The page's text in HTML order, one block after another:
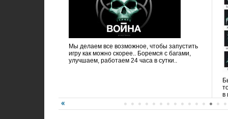
Мы делаем все возможное, чтобы запустить
игру как можно скорее.. Боремся с багами,
улучшаем, работаем 24 часа в сутки..
в